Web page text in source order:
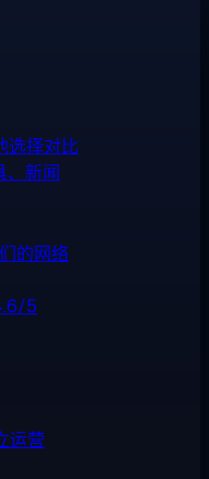
选择对比
、新闻
的网络
5
运营